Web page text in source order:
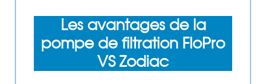
Les avantages de la
pompe de filtration FloPro
VS Zodiac